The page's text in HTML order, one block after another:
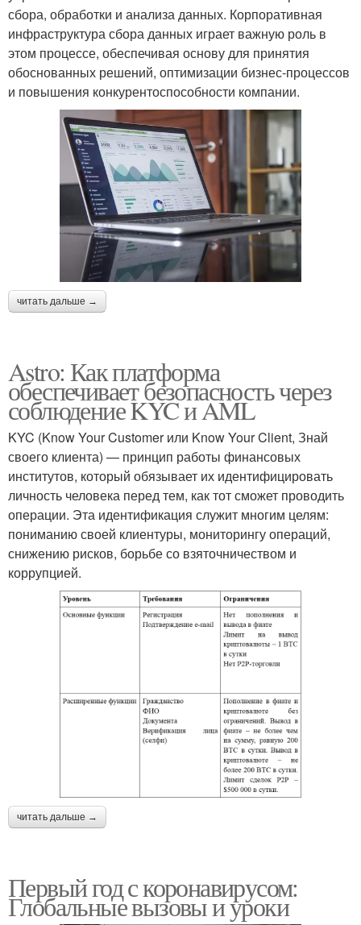
сбора, обработки и анализа данных. Корпоративная
инфраструктура сбора данных играет важную роль в
этом процессе, обеспечивая основу для принятия
обоснованных решений, оптимизации бизнес-процессов
и повышения конкурентоспособности компании.
читать дальше →
Astro: Как платформа
обеспечивает безопасность через
соблюдение KYC и AML
KYC (Know Your Customer или Know Your Client, Знай
своего клиента) — принцип работы финансовых
институтов, который обязывает их идентифицировать
личность человека перед тем, как тот сможет проводить
операции. Эта идентификация служит многим целям:
пониманию своей клиентуры, мониторингу операций,
снижению рисков, борьбе со взяточничеством и
коррупцией.
читать дальше →
Первый год с коронавирусом:
Глобальные вызовы и уроки